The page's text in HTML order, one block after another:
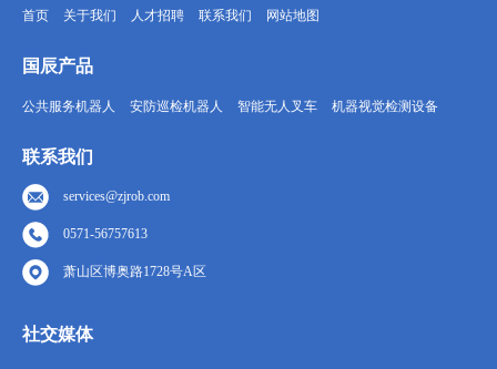
首页 关于我们 人才招聘 联系我们 网站地图
国辰产品
公共服务机器人 安防巡检机器人 智能无人叉车 机器视觉检测设备
联系我们
services@zjrob.com
0571-56757613
萧山区博奥路1728号A区
社交媒体